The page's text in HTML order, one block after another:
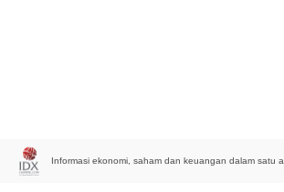
Informasi ekonomi, saham dan keuangan dalam satu